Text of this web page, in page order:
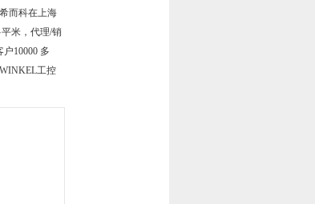
而科在上海
米，代理/销
10000 多
工控